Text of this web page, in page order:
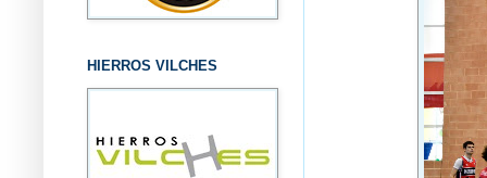
HIERROS VILCHES